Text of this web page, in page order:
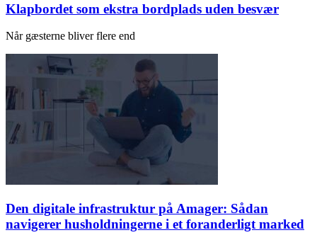
Klapbordet som ekstra bordplads uden besvær
Når gæsterne bliver flere end
Den digitale infrastruktur på Amager: Sådan
navigerer husholdningerne i et foranderligt marked